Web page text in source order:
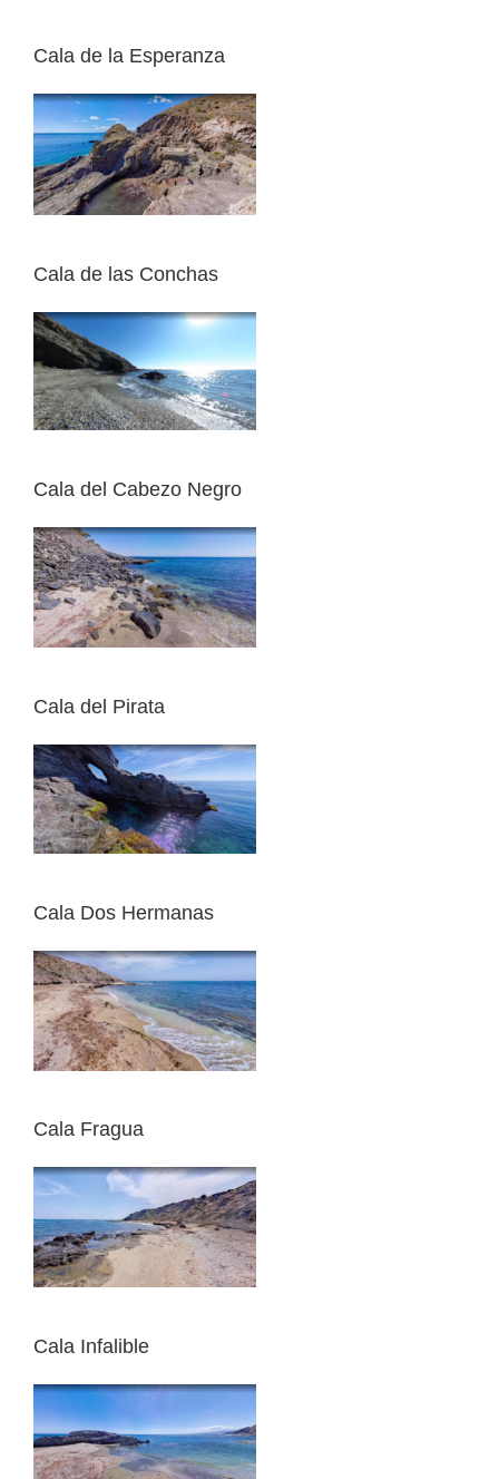
Cala de la Esperanza
Cala de las Conchas
Cala del Cabezo Negro
Cala del Pirata
Cala Dos Hermanas
Cala Fragua
Cala Infalible